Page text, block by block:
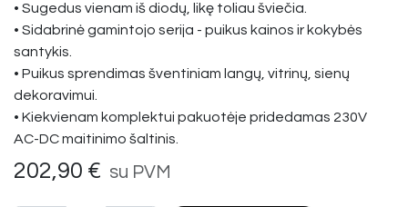
• Sugedus vienam iš diodų, likę toliau šviečia.
• Sidabrinė gamintojo serija - puikus kainos ir kokybės
santykis.
• Puikus sprendimas šventiniam langų, vitrinų, sienų
dekoravimui.
• Kiekvienam komplektui pakuotėje pridedamas 230V
AC-DC maitinimo šaltinis.
202,90 € su PVM